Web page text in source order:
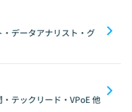
データアナリスト・グ
テックリード・VPoE他